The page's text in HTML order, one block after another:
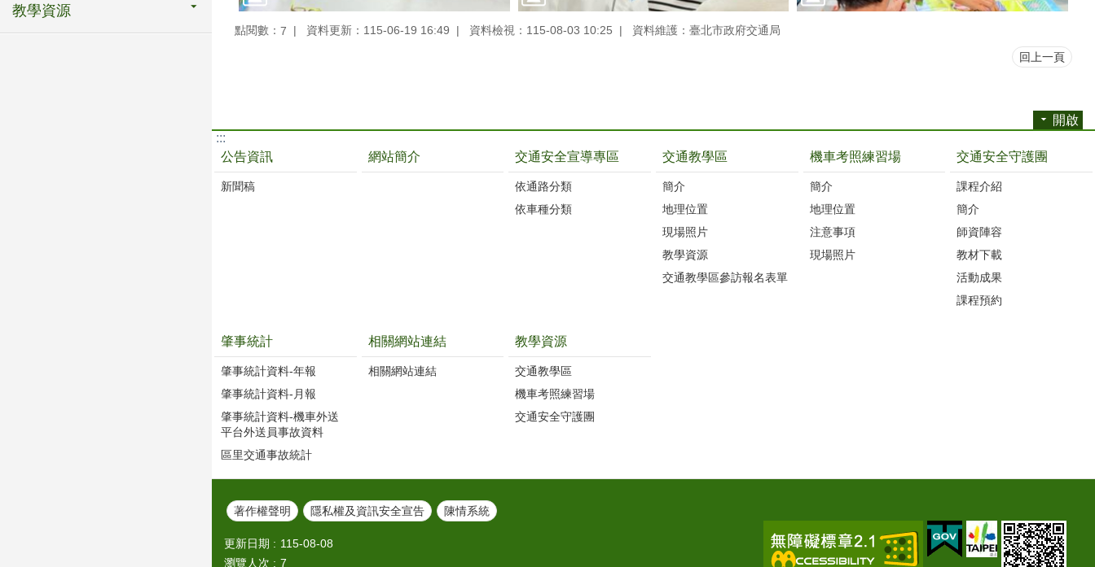
教學資源
點閱數： 7 資料更新：115-06-19 16:49 資料檢視：115-08-03 10:25 資料維護：臺北市政府交通局
回上一頁
開啟
:::
公告資訊
新聞稿
網站簡介 交通安全宣導專區
依通路分類
依車種分類
交通教學區
簡介
地理位置
現場照片
教學資源
交通教學區參訪報名表單
機車考照練習場
簡介
地理位置
注意事項
現場照片
交通安全守護團
課程介紹
簡介
師資陣容
教材下載
活動成果
課程預約
肇事統計
肇事統計資料-年報
肇事統計資料-月報
肇事統計資料-機車外送
平台外送員事故資料
區里交通事故統計
相關網站連結
相關網站連結
教學資源
交通教學區
機車考照練習場
交通安全守護團
著作權聲明 隱私權及資訊安全宣告 陳情系統
更新日期
115-08-08
瀏覽人次
7